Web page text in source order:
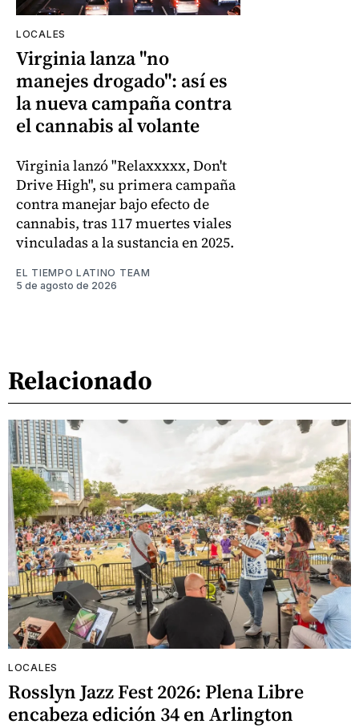
LOCALES
Virginia lanza "no
manejes drogado": así es
la nueva campaña contra
el cannabis al volante
Virginia lanzó "Relaxxxxx, Don't
Drive High", su primera campaña
contra manejar bajo efecto de
cannabis, tras 117 muertes viales
vinculadas a la sustancia en 2025.
EL TIEMPO LATINO TEAM
5 de agosto de 2026
Relacionado
LOCALES
Rosslyn Jazz Fest 2026: Plena Libre
encabeza edición 34 en Arlington